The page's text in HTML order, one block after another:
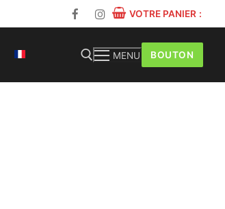
VOTRE PANIER :
MENU BOUTON